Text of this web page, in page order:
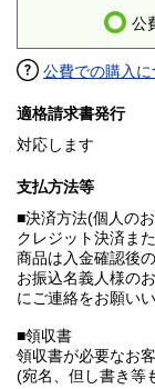
公
公費での購入に
適格請求書発行
対応します
支払方法等
■決済方法(個人の
クレジット決済ま
商品は入金確認後
お振込名義人様の
にご連絡をお願い
■領収書
領収書が必要なお
(宛名、但し書き等